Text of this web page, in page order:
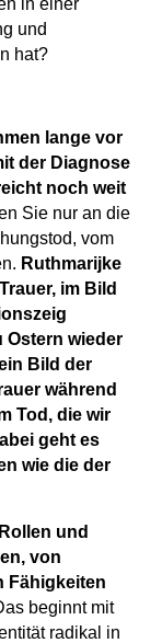
in einer
und
hat?
lange vor
der Diagnose
noch weit
Sie nur an die
vom
Ruthmarijke
im Bild
Ostern wieder
Bild der
während
Tod, die wir
geht es
wie die der
und
von
Fähigkeiten
beginnt mit
radikal in